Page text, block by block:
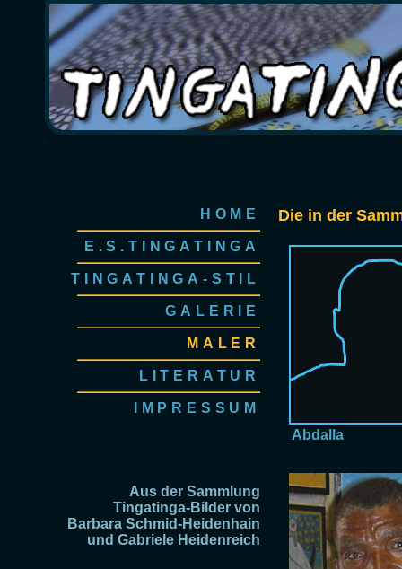
Die in der
HOME
E.S.TINGATINGA
TINGATINGA-STIL
GALERIE
MALER
LITERATUR
IMPRESSUM
Aus der Sammlung
Tingatinga-Bilder von
Barbara Schmid-Heidenhain
und Gabriele Heidenreich
Abdalla